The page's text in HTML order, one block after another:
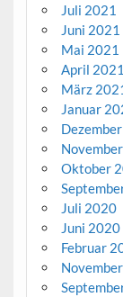
Juli 2021
Juni 2021
Mai 2021
April 2021
März
Januar
Oktober
Juli 2020
Juni 2020
Februar